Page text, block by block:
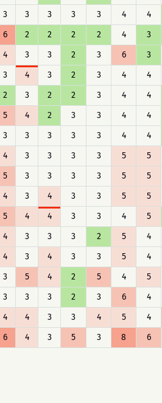
3 3 3 3 3 4 4
6 2 2 2 2 4 3
4 3 3 2 3 6 3
3 4 3 2 3 4 4
2 3 2 2 3 4 4
5 4 2 3 3 4 4
3 3 3 3 3 4 4
4 3 3 3 3 5 5
5 3 3 3 3 5 5
4 3 4 3 3 5 5
5 4 4 3 3 4 5
4 3 3 3 2 5 4
4 3 4 3 3 5 4
3 5 4 2 5 4 5
3 3 3 2 3 6 4
4 4 3 3 4 5 4
6 4 3 5 3 8 6